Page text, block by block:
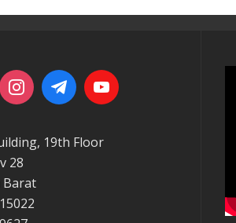
19th Floor
28
Barat